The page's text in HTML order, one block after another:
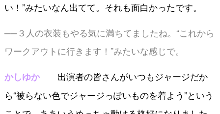
い！”みたいなん出てて。それも面白かったです。
──３人の衣装もやる気に満ちてましたね。“これから
ワークアウトに行きます！”みたいな感じで。
かしゆか出演者の皆さんがいつもジャージだか
ら“被らない色でジャージっぽいものを着よう”という